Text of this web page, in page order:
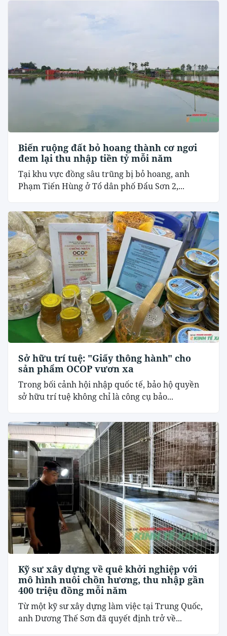
Biến ruộng đất bỏ hoang thành cơ ngơi
đem lại thu nhập tiền tỷ mỗi năm
Tại khu vực đồng sâu trũng bị bỏ hoang, anh
Phạm Tiến Hùng ở Tổ dân phố Đẩu Sơn 2,...
Sở hữu trí tuệ: "Giấy thông hành" cho
sản phẩm OCOP vươn xa
Trong bối cảnh hội nhập quốc tế, bảo hộ quyền
sở hữu trí tuệ không chỉ là công cụ bảo...
Kỹ sư xây dựng về quê khởi nghiệp với
mô hình nuôi chồn hương, thu nhập gần
400 triệu đồng mỗi năm
Từ một kỹ sư xây dựng làm việc tại Trung Quốc,
anh Dương Thế Sơn đã quyết định trở về...